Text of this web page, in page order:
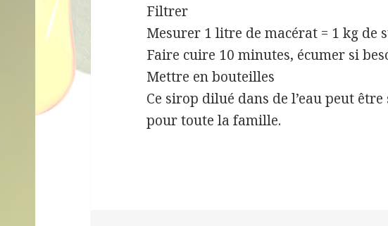
Filtrer
Mesurer 1 litre de macérat = 1 kg de
Faire cuire 10 minutes, écumer si
Mettre en bouteilles
Ce sirop dilué dans de l’eau peut
pour toute la famille.